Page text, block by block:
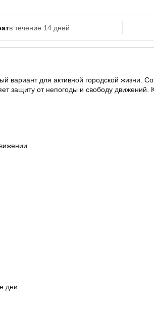
в течение 14 дней
вариант для активной городской жизни.
защиту от непогоды и свободу
дни